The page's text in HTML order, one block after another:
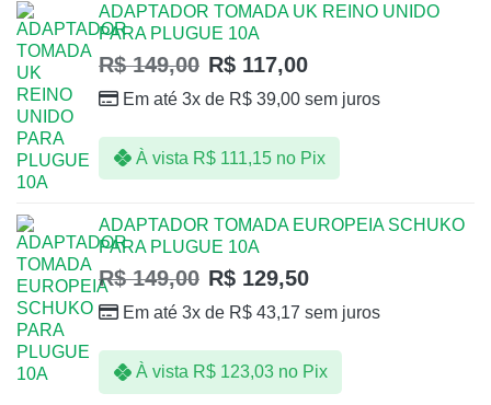
ADAPTADOR TOMADA UK REINO UNIDO
PARA PLUGUE 10A
R$149,00 R$ 117,00
Em até 3x de R$ 39,00 sem juros
À vista R$111,15 no Pix
ADAPTADOR TOMADA EUROPEIA SCHUKO
PARA PLUGUE 10A
R$149,00 R$ 129,50
Em até 3x de R$ 43,17 sem juros
À vista R$123,03 no Pix